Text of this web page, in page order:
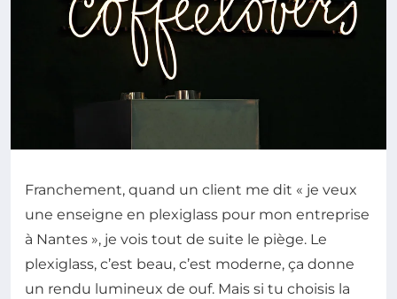
Franchement, quand un client me dit « je veux
une enseigne en plexiglass pour mon entreprise
à Nantes », je vois tout de suite le piège. Le
plexiglass, c’est beau, c’est moderne, ça donne
un rendu lumineux de ouf. Mais si tu choisis la